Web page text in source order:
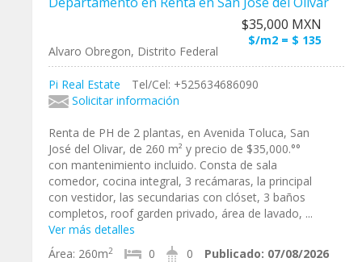
$35,000 MXN
$/m2 = $ 135
Alvaro Obregon, Distrito Federal
Pi Real Estate
Tel/Cel: +525634686090
Solicitar información
Renta de PH de 2 plantas, en Avenida Toluca, San
José del Olivar, de 260 m² y precio de $35,000.°°
con mantenimiento incluido. Consta de sala
comedor, cocina integral, 3 recámaras, la principal
con vestidor, las secundarias con clóset, 3 baños
completos, roof garden privado, área de lavado, ...
Ver más detalles
Área: 260m2 0 0 Publicado: 07/08/2026